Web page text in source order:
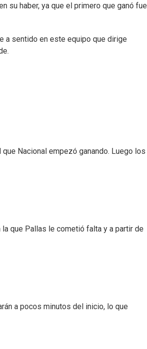
su haber, ya que el primero que ganó fue
a sentido en este equipo que dirige
Nacional empezó ganando. Luego los
que Pallas le cometió falta y a partir de
a pocos minutos del inicio, lo que